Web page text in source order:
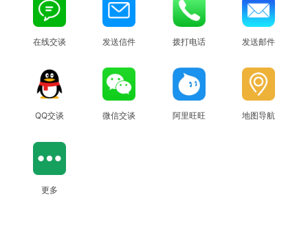
在线交谈 发送信件 拨打电话 发送邮件
QQ交谈 微信交谈 阿里旺旺 地图导航
更多